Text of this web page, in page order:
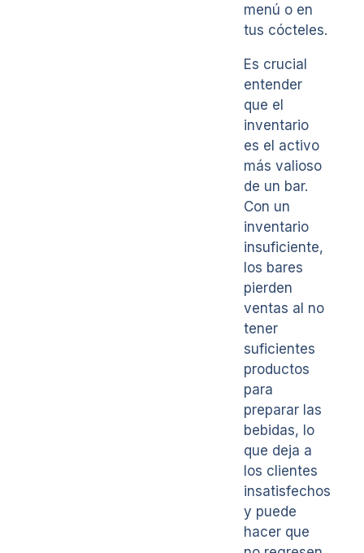
menú o en
tus cócteles.
Es crucial
entender
que el
inventario
es el activo
más valioso
de un bar.
Con un
inventario
insuficiente,
los bares
pierden
ventas al no
tener
suficientes
productos
para
preparar las
bebidas, lo
que deja a
los clientes
insatisfechos
y puede
hacer que